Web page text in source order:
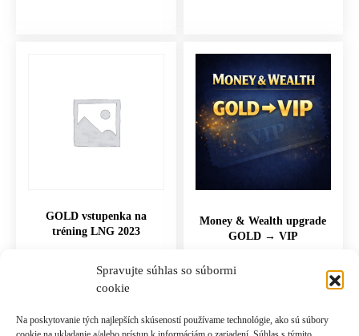
Spravujte súhlas so súbormi
cookie
Na poskytovanie tých najlepších skúseností používame technológie, ako sú súbory
GOLD vstupenka na
tréning LNG 2023
Money & Wealth upgrade
GOLD → VIP